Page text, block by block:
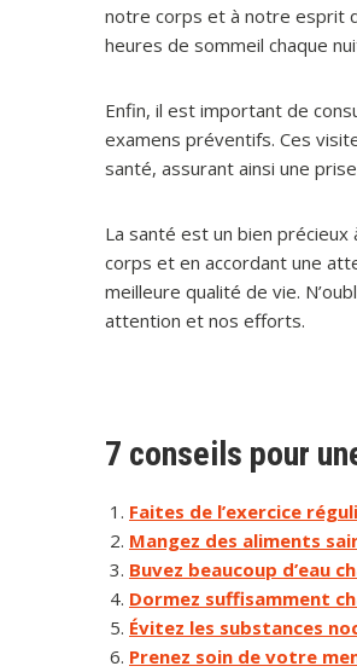
notre corps et à notre esprit
heures de sommeil chaque
Enfin, il est important de
examens préventifs. Ces
santé, assurant ainsi une
La santé est un bien
corps et en accordant une
meilleure qualité de vie.
attention et nos efforts.
7 conseils pour
Faites de l’exercice
Mangez des aliments
Buvez beaucoup d’eau
Dormez suffisamment
Évitez les substances
Prenez soin de votre